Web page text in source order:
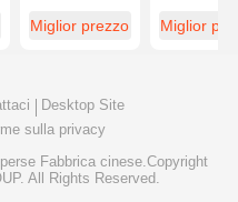
sferica sfere
di allumina
Miglior prezzo
sferica
di allumina
Miglior
Desktop Site
sulla privacy
Fabbrica cinese.Copyright
All Rights Reserved.